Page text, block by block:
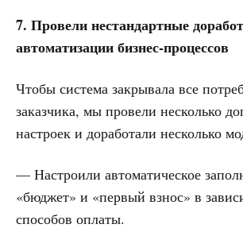
7. Провели нестандартные
автоматизации бизнес-процессов
Чтобы система закрывала все
заказчика, мы провели несколько
настроек и доработали несколько
— Настроили автоматическое
«бюджет» и «первый взнос» в
способов оплаты.